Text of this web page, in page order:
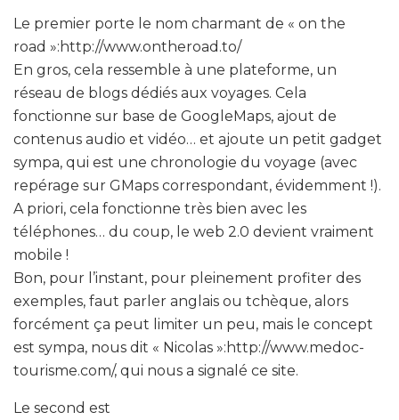
Le premier porte le nom charmant de « on the
road »:http://www.ontheroad.to/
En gros, cela ressemble à une plateforme, un
réseau de blogs dédiés aux voyages. Cela
fonctionne sur base de GoogleMaps, ajout de
contenus audio et vidéo… et ajoute un petit gadget
sympa, qui est une chronologie du voyage (avec
repérage sur GMaps correspondant, évidemment !).
A priori, cela fonctionne très bien avec les
téléphones… du coup, le web 2.0 devient vraiment
mobile !
Bon, pour l’instant, pour pleinement profiter des
exemples, faut parler anglais ou tchèque, alors
forcément ça peut limiter un peu, mais le concept
est sympa, nous dit « Nicolas »:http://www.medoc-
tourisme.com/, qui nous a signalé ce site.
Le second est